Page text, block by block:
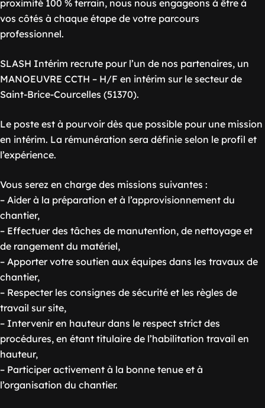
proximité 100 % terrain, nous nous engageons à être à
vos côtés à chaque étape de votre parcours
professionnel.
SLASH Intérim recrute pour l’un de nos partenaires, un
MANOEUVRE CCTH – H/F en intérim sur le secteur de
Saint-Brice-Courcelles (51370).
Le poste est à pourvoir dès que possible pour une mission
en intérim. La rémunération sera définie selon le profil et
l’expérience.
Vous serez en charge des missions suivantes :
– Aider à la préparation et à l’approvisionnement du
chantier,
– Effectuer des tâches de manutention, de nettoyage et
de rangement du matériel,
– Apporter votre soutien aux équipes dans les travaux de
chantier,
– Respecter les consignes de sécurité et les règles de
travail sur site,
– Intervenir en hauteur dans le respect strict des
procédures, en étant titulaire de l’habilitation travail en
hauteur,
– Participer activement à la bonne tenue et à
l’organisation du chantier.